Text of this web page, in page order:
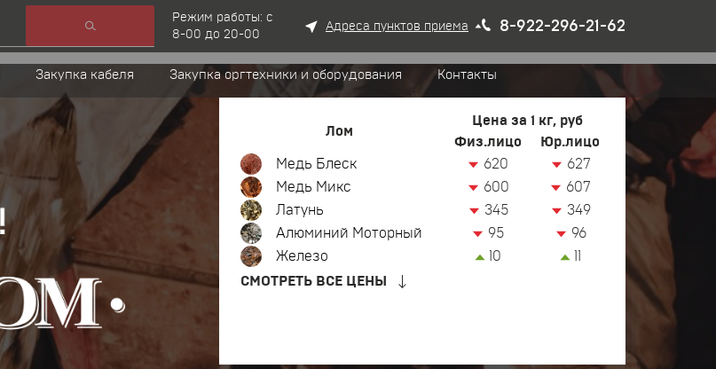
Режим работы: с
8-00 до 20-00
Адреса пунктов приема 8-922-296-21-62
Закупка кабеля Закупка оргтехники и оборудования Контакты
Лом
Цена за 1 кг, руб
Физ.лицо
Юр.лицо
Медь Блеск
620
627
Медь Микс
600
607
Латунь
345
349
Алюминий Моторный
95
96
Железо
10
СМОТРЕТЬ ВСЕ ЦЕНЫ